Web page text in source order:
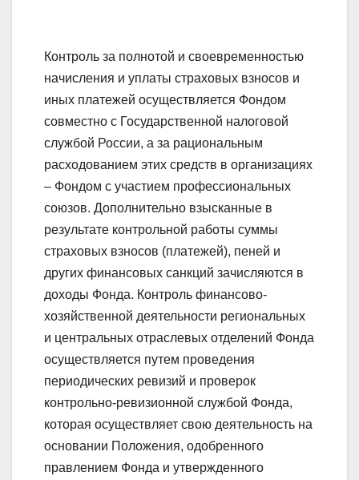
Контроль за полнотой и своевременностью
начисления и уплаты страховых взносов и
иных платежей осуществляется Фондом
совместно с Государственной налоговой
службой России, а за рациональным
расходованием этих средств в организациях
– Фондом с участием профессиональных
союзов. Дополнительно взысканные в
результате контрольной работы суммы
страховых взносов (платежей), пеней и
других финансовых санкций зачисляются в
доходы Фонда. Контроль финансово-
хозяйственной деятельности региональных
и центральных отраслевых отделений Фонда
осуществляется путем проведения
периодических ревизий и проверок
контрольно-ревизионной службой Фонда,
которая осуществляет свою деятельность на
основании Положения, одобренного
правлением Фонда и утвержденного